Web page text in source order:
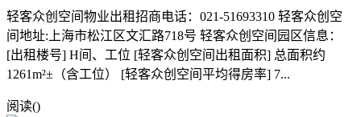
轻客众创空间物业出租招商电话：021-51693310 轻客众创空
间地址:上海市松江区文汇路718号 轻客众创空间园区信息：
[出租楼号] H间、工位 [轻客众创空间出租面积] 总面积约
1261m²±（含工位） [轻客众创空间平均得房率] 7...
阅读()